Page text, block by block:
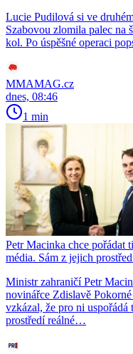
Lucie Pudilová si ve
Szabovou zlomila palec na
kol. Po úspěšné operaci
MMAMAG.cz
dnes, 08:46
1 min
Petr Macinka chce pořádat
média. Sám z jejich
Ministr zahraničí Petr
novinářce Zdislavě
vzkázal, že pro ni
prostředí reálné…